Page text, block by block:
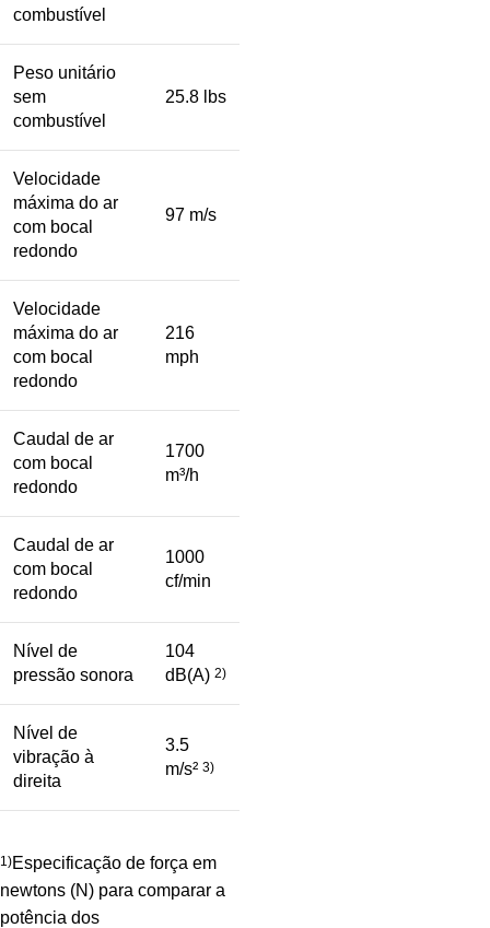
combustível
Peso unitário
sem
combustível
25.8 lbs
Velocidade
máxima do ar
com bocal
redondo
97 m/s
Velocidade
máxima do ar
com bocal
redondo
216
mph
Caudal de ar
com bocal
redondo
1700
m³/h
Caudal de ar
com bocal
redondo
1000
cf/min
Nível de
pressão sonora
104
dB(A) 2)
Nível de
vibração à
direita
3.5
m/s² 3)
1)Especificação de força em
newtons (N) para comparar a
potência dos